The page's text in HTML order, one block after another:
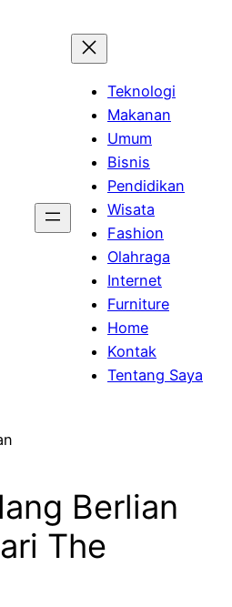
Teknologi
Makanan
Umum
Bisnis
Pendidikan
Wisata
Fashion
Olahraga
Internet
Furniture
Home
Kontak
Tentang Saya
Berlian
The